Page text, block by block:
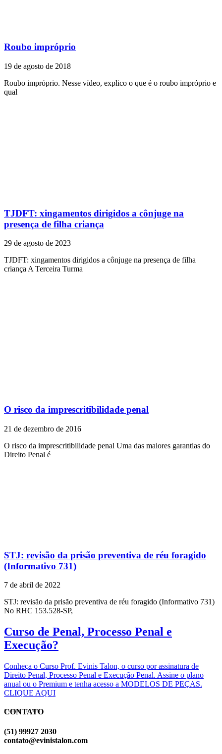
Roubo impróprio
19 de agosto de 2018
Roubo impróprio. Nesse vídeo, explico o que é o roubo impróprio e
qual
TJDFT: xingamentos dirigidos a cônjuge na
presença de filha criança
29 de agosto de 2023
TJDFT: xingamentos dirigidos a cônjuge na presença de filha
criança A Terceira Turma
O risco da imprescritibilidade penal
21 de dezembro de 2016
O risco da imprescritibilidade penal Uma das maiores garantias do
Direito Penal é
STJ: revisão da prisão preventiva de réu foragido
(Informativo 731)
7 de abril de 2022
STJ: revisão da prisão preventiva de réu foragido (Informativo 731)
No RHC 153.528-SP,
Curso de Penal, Processo Penal e
Execução?
Conheça o Curso Prof. Evinis Talon, o curso por assinatura de
Direito Penal, Processo Penal e Execução Penal. Assine o plano
anual ou o Premium e tenha acesso a MODELOS DE PEÇAS.
CLIQUE AQUI
EVINIS TALON
CONTATO
(51) 99927 2030
contato@evinistalon.com